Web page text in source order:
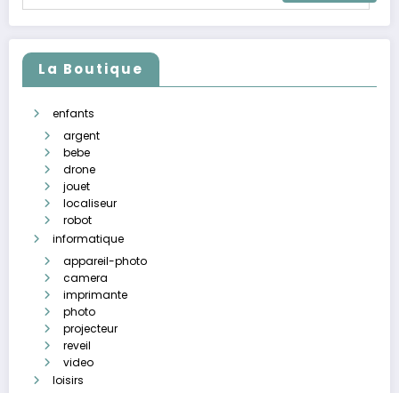
La Boutique
enfants
argent
bebe
drone
jouet
localiseur
robot
informatique
appareil-photo
camera
imprimante
photo
projecteur
reveil
video
loisirs